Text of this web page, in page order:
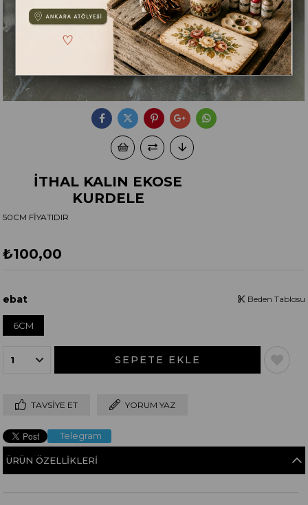
İTHAL KALIN EKOSE
KURDELE
50CM FİYATIDIR
₺100,00
ebat
6CM
Beden Tablosu
TAVSIYE ET YORUM YAZ
Telegram
ÜRÜN ÖZELLIKLERI